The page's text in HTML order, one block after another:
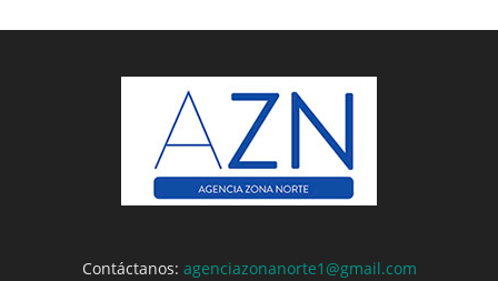
Contáctanos: agenciazonanorte1@gmail.com